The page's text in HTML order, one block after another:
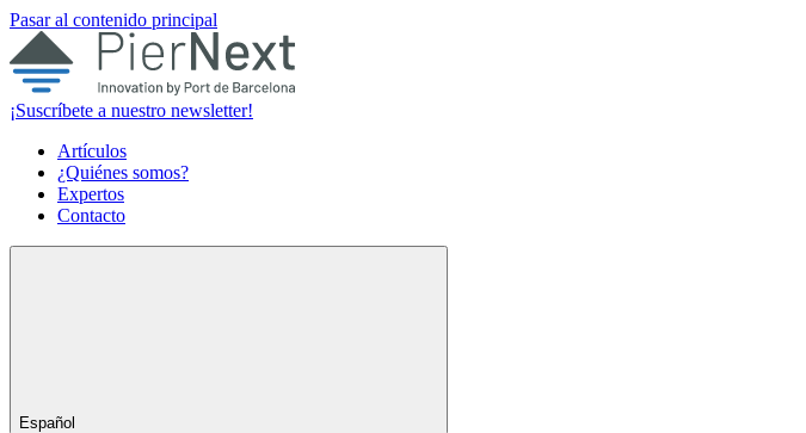
Pasar al contenido principal
¡Suscríbete a nuestro newsletter!
Artículos
¿Quiénes somos?
Expertos
Contacto
Español